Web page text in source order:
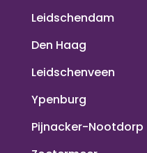
Leidschendam
Den Haag
Leidschenveen
Ypenburg
Pijnacker-Nootdorp